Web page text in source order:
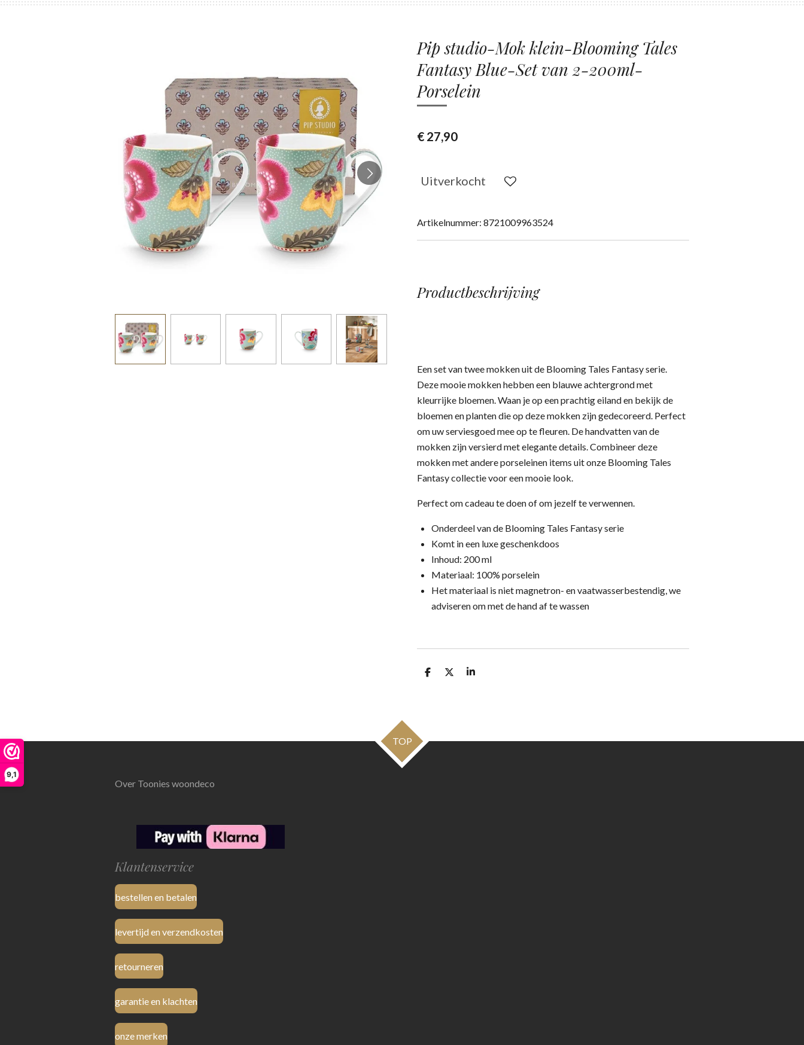
9,1
Pip studio-Mok klein-Blooming Tales
Fantasy Blue-Set van 2-200ml-
Porselein
€ 27,90
Uitverkocht
Artikelnummer: 8721009963524
Productbeschrijving
Een set van twee mokken uit de Blooming Tales Fantasy serie.
Deze mooie mokken hebben een blauwe achtergrond met
kleurrijke bloemen. Waan je op een prachtig eiland en bekijk de
bloemen en planten die op deze mokken zijn gedecoreerd. Perfect
om uw serviesgoed mee op te fleuren. De handvatten van de
mokken zijn versierd met elegante details. Combineer deze
mokken met andere porseleinen items uit onze Blooming Tales
Fantasy collectie voor een mooie look.
Perfect om cadeau te doen of om jezelf te verwennen.
Onderdeel van de Blooming Tales Fantasy serie
Komt in een luxe geschenkdoos
Inhoud: 200 ml
Materiaal: 100% porselein
Het materiaal is niet magnetron- en vaatwasserbestendig, we
adviseren om met de hand af te wassen
D
D
S
TOP
Over Toonies woondeco
Klantenservice
bestellen en betalen
levertijd en verzendkosten
retourneren
garantie en klachten
onze merken